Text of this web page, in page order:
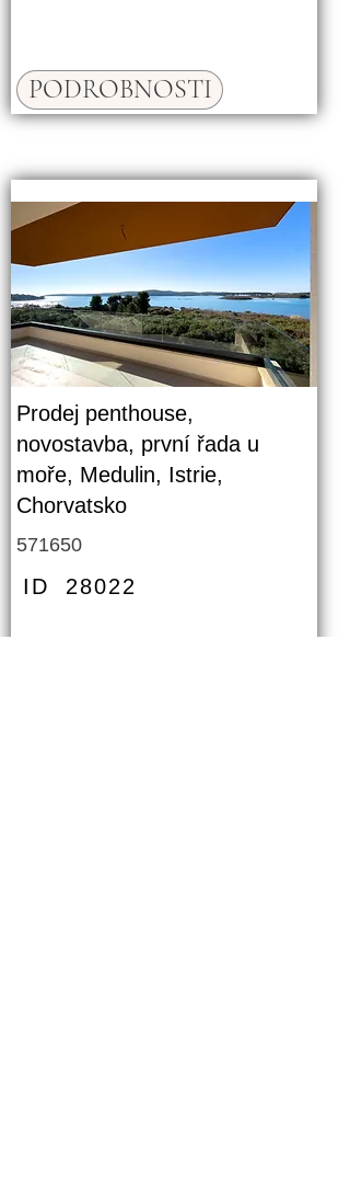
PODROBNOSTI
Prodej penthouse,
novostavba, první řada u
moře, Medulin, Istrie,
Chorvatsko
571650
ID 28022